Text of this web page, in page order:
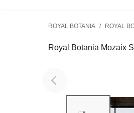
ROYAL BOTANIA / ROYAL
Royal Botania Mozaix